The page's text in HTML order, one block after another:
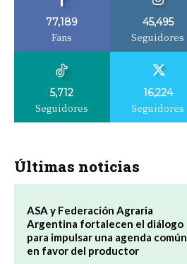
77,189
Fans
45,495
Seguidores
5,712
Seguidores
16,224
Seguidores
Últimas noticias
ASA y Federación Agraria
Argentina fortalecen el diálogo
para impulsar una agenda común
en favor del productor